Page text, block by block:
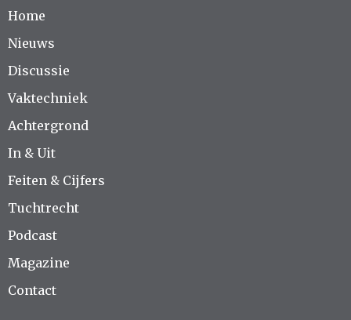
Home
Nieuws
Discussie
Vaktechniek
Achtergrond
In & Uit
Feiten & Cijfers
Tuchtrecht
Podcast
Magazine
Contact